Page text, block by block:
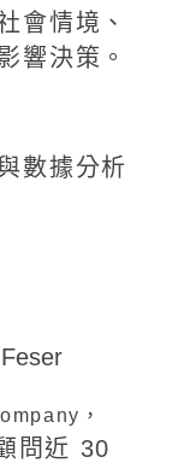
會情境、
響決策。
數據分析
，
問近 30